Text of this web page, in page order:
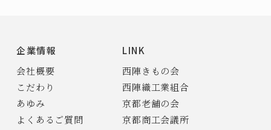
企業情報
会社概要
こだわり
あゆみ
よくあるご質問
LINK
西陣きもの会
西陣織工業組合
京都老舗の会
京都商工会議所